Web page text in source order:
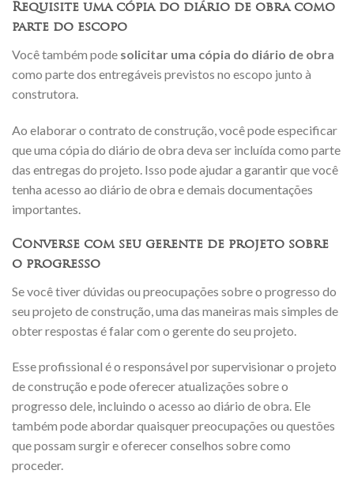
Requisite uma cópia do diário de obra como
parte do escopo
Você também pode solicitar uma cópia do diário de obra
como parte dos entregáveis previstos no escopo junto à
construtora.
Ao elaborar o contrato de construção, você pode especificar
que uma cópia do diário de obra deva ser incluída como parte
das entregas do projeto. Isso pode ajudar a garantir que você
tenha acesso ao diário de obra e demais documentações
importantes.
Converse com seu gerente de projeto sobre
o progresso
Se você tiver dúvidas ou preocupações sobre o progresso do
seu projeto de construção, uma das maneiras mais simples de
obter respostas é falar com o gerente do seu projeto.
Esse profissional é o responsável por supervisionar o projeto
de construção e pode oferecer atualizações sobre o
progresso dele, incluindo o acesso ao diário de obra. Ele
também pode abordar quaisquer preocupações ou questões
que possam surgir e oferecer conselhos sobre como
proceder.